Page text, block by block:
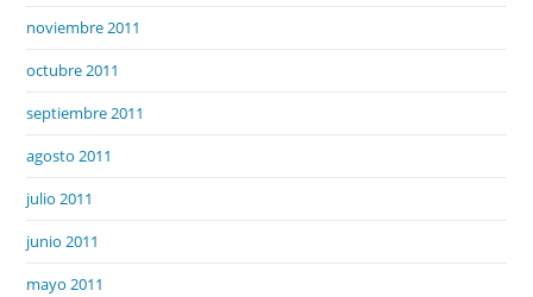
noviembre 2011
octubre 2011
septiembre 2011
agosto 2011
julio 2011
junio 2011
mayo 2011